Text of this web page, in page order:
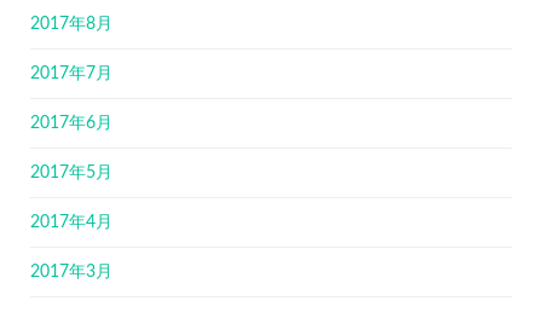
2017年8月
2017年7月
2017年6月
2017年5月
2017年4月
2017年3月